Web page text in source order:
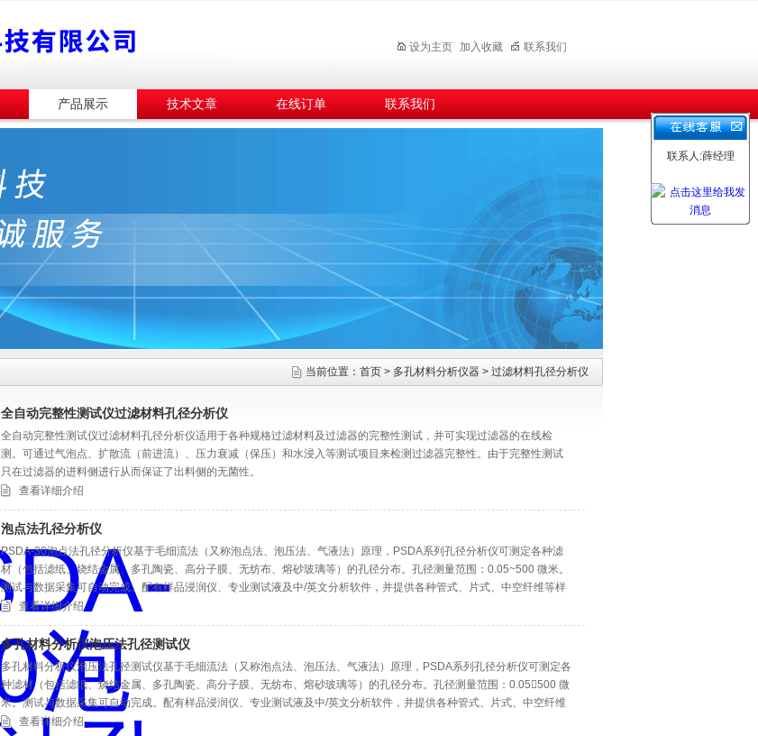
设为主页 加入收藏 联系我们
产品展示 技术文章 在线订单 联系我们
当前位置： 首页 > 多孔材料分析仪器 > 过滤材料孔径分析仪
全自动完整性测试仪过滤材料孔径分析仪
全自动完整性测试仪过滤材料孔径分析仪适用于各种规格过滤材料及过滤器的完整性测试，并可实现过滤器的在线检
测。可通过气泡点、扩散流（前进流）、压力衰减（保压）和水浸入等测试项目来检测过滤器完整性。由于完整性测试
只在过滤器的进料侧进行从而保证了出料侧的无菌性。
查看详细介绍
泡点法孔径分析仪
PSDA-30泡点法孔径分析仪基于毛细流法（又称泡点法、泡压法、气液法）原理，PSDA系列孔径分析仪可测定各种滤
材（包括滤纸、烧结金属、多孔陶瓷、高分子膜、无纺布、熔砂玻璃等）的孔径分布。孔径测量范围：0.05~500 微米。
测试与数据采集可自动完成。配有样品浸润仪、专业测试液及中/英文分析软件，并提供各种管式、片式、中空纤维等样
品测试组件。仪器国内并出口新西兰、韩国、马来西亚等。
查看详细介绍
多孔材料分析仪泡压法孔径测试仪
多孔材料分析仪泡压法孔径测试仪基于毛细流法（又称泡点法、泡压法、气液法）原理，PSDA系列孔径分析仪可测定各
种滤材（包括滤纸、烧结金属、多孔陶瓷、高分子膜、无纺布、熔砂玻璃等）的孔径分布。孔径测量范围：0.05500 微
米。测试与数据采集可自动完成。配有样品浸润仪、专业测试液及中/英文分析软件，并提供各种管式、片式、中空纤维
等样品测试组件。
查看详细介绍
联系人:薛经理